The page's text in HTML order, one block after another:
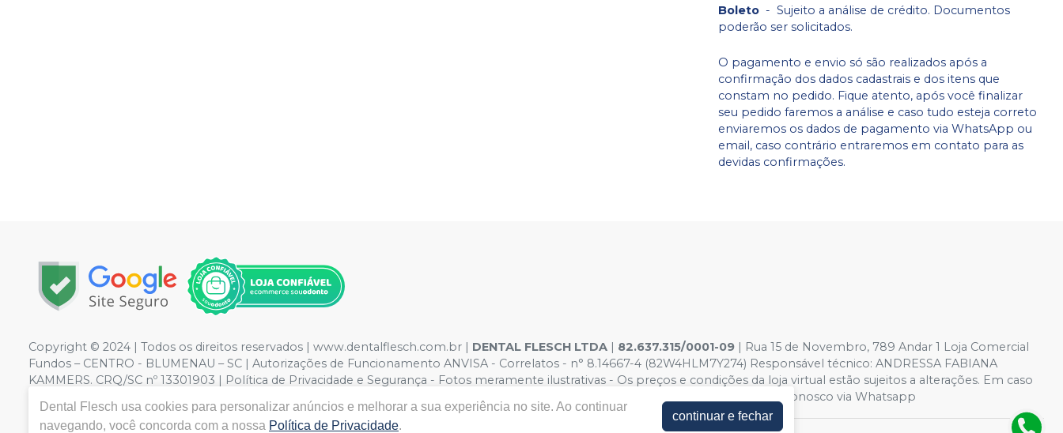
Boleto - Sujeito a análise de crédito. Documentos
poderão ser solicitados.
O pagamento e envio só são realizados após a
confirmação dos dados cadastrais e dos itens que
constam no pedido. Fique atento, após você finalizar
seu pedido faremos a análise e caso tudo esteja correto
enviaremos os dados de pagamento via WhatsApp ou
email, caso contrário entraremos em contato para as
devidas confirmações.
Copyright © 2024 | Todos os direitos reservados | www.dentalflesch.com.br | DENTAL FLESCH LTDA | 82.637.315/0001-09 | Rua 15 de Novembro, 789 Andar 1 Loja Comercial
Fundos – CENTRO - BLUMENAU – SC | Autorizações de Funcionamento ANVISA - Correlatos - n° 8.14667-4 (82W4HLM7Y274) Responsável técnico: ANDRESSA FABIANA
KAMMERS. CRQ/SC nº 13301903 | Política de Privacidade e Segurança - Fotos meramente ilustrativas - Os preços e condições da loja virtual estão sujeitos a alterações. Em caso
de divergência de preços no site, o valor válido é o do Carrinho de Compra. Para compras em volume, por favor, entre em contato conosco via Whatsapp
Dental Flesch usa cookies para personalizar anúncios e melhorar a sua experiência no site. Ao continuar
navegando, você concorda com a nossa Política de Privacidade.
continuar e fechar